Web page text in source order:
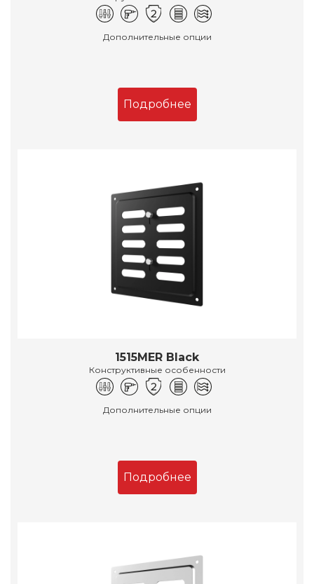
Дополнительные опции
Подробнее
1515MER Black
Конструктивные особенности
Дополнительные опции
Подробнее